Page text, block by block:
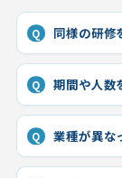
Q 同様の研修
Q 期間や人数
Q 業種が異な